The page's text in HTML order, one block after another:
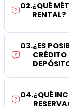
02.¿QUÉ
RENTAL?
03.¿ES
04.¿QUÉ